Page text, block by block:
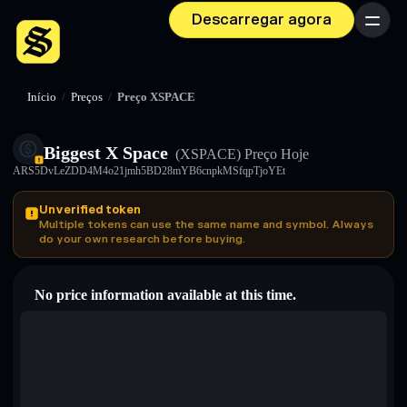
Descarregar agora Menu
Início / Preços / Preço XSPACE
Biggest X Space (XSPACE) Preço Hoje
ARS5DvLeZDD4M4o21jmh5BD28mYB6cnpkMSfqpTjoYEt
Unverified token
Multiple tokens can use the same name and symbol. Always
do your own research before buying.
No price information available at this time.